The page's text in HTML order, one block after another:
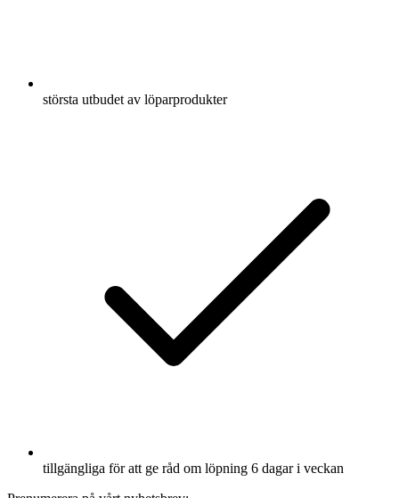
största utbudet av löparprodukter
tillgängliga för att ge råd om löpning 6 dagar i veckan